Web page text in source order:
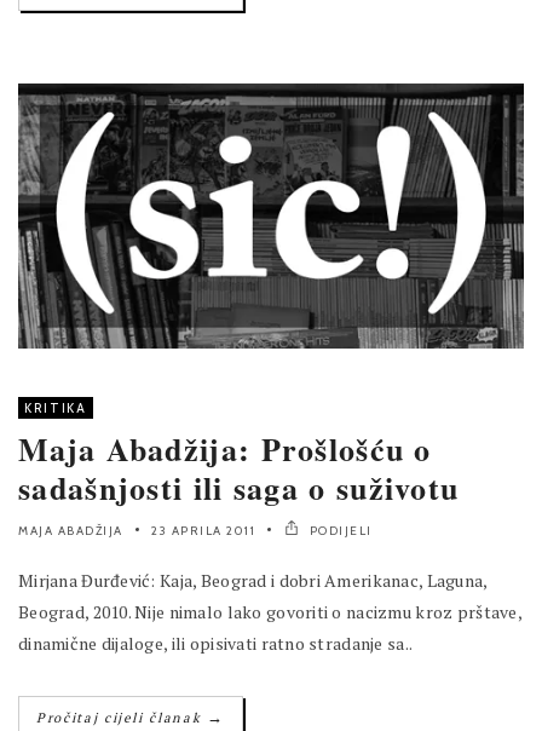
KRITIKA
Maja Abadžija: Prošlošću o
sadašnjosti ili saga o suživotu
MAJA ABADŽIJA 23 APRILA 2011 PODIJELI
Mirjana Đurđević: Kaja, Beograd i dobri Amerikanac, Laguna,
Beograd, 2010. Nije nimalo lako govoriti o nacizmu kroz prštave,
dinamične dijaloge, ili opisivati ratno stradanje sa..
Pročitaj cijeli članak →